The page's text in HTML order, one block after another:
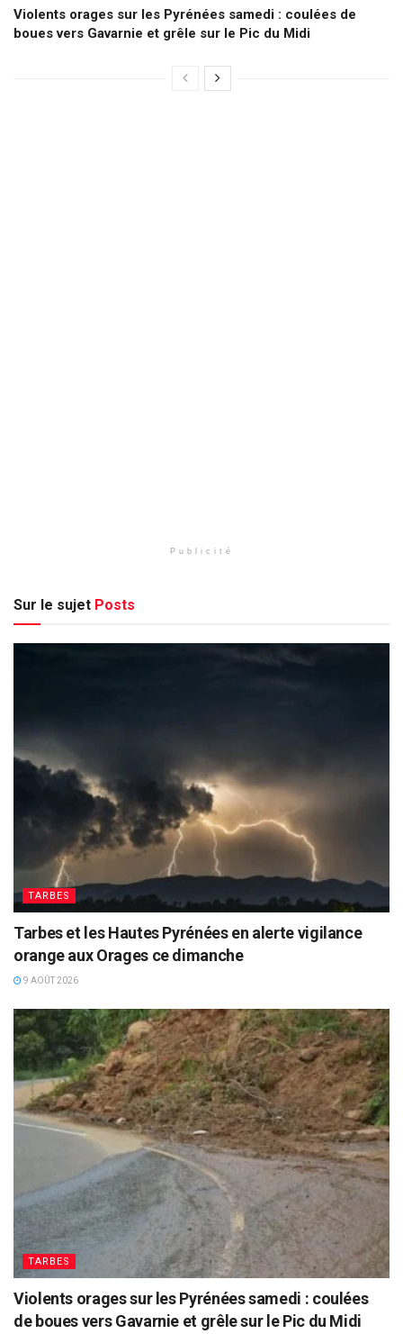
Violents orages sur les Pyrénées samedi : coulées de
boues vers Gavarnie et grêle sur le Pic du Midi
Publicité
Sur le sujet Posts
TARBES
Tarbes et les Hautes Pyrénées en alerte vigilance
orange aux Orages ce dimanche
9 AOÛT 2026
TARBES
Violents orages sur les Pyrénées samedi : coulées
de boues vers Gavarnie et grêle sur le Pic du Midi